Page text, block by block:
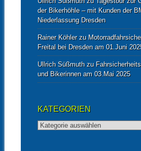
der Bikerhöhle – mit Kunden der
Niederlassung Dresden
Rainer Köhlerzu
Freital bei Dresden am 01.Juni
Ullrich Süßmuthzu
und Bikerinnen am 03.Mai 2025
KATEGORIEN
Kategorien